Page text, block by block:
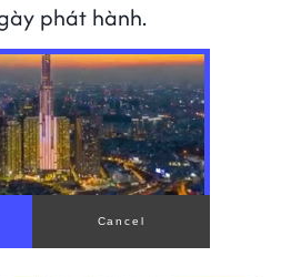
phát hành.